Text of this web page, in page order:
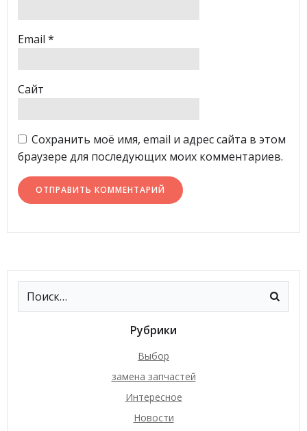
Email *
Сайт
Сохранить моё имя, email и адрес сайта в этом
браузере для последующих моих комментариев.
Рубрики
Выбор
замена запчастей
Интересное
Новости